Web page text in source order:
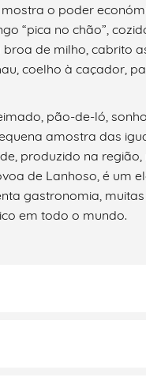
o poder
“pica no chão”,
de milho, cabrito
coelho à caçador,
pão-de-ló,
amostra das
produzido na região,
de Lanhoso, é um
gastronomia, muitas
em todo o mundo.